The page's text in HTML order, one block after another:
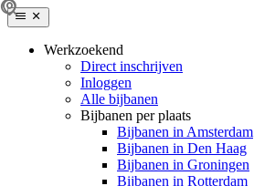
Werkzoekend
Direct inschrijven
Inloggen
Alle bijbanen
Bijbanen per plaats
Bijbanen in Amsterdam
Bijbanen in Den Haag
Bijbanen in Groningen
Bijbanen in Rotterdam